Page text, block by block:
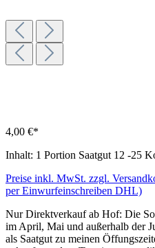
4,00 €*
Inhalt: 1 Portion Saatgut 12 -25
Preise inkl. MwSt. zzgl.
per Einwurfeinschreiben DHL)
Nur Direktverkauf ab Hof: Die
im April, Mai und außerhalb der
als Saatgut zu meinen